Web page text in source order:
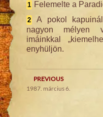
1 Felemelte a
2
A pokol
nagyon mélyen
imáinkkal
enyhüljön.
PREVIOUS
1987. március 6.